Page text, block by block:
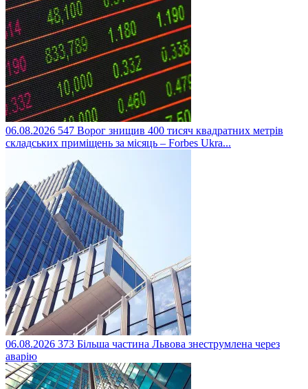
06.08.2026 547 Ворог знищив 400 тисяч квадратних метрів
складських приміщень за місяць – Forbes Ukra...
06.08.2026 373 Більша частина Львова знеструмлена через
аварію